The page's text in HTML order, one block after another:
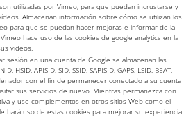
utilizadas por Vimeo, para que puedan incrustarse y
Almacenan información sobre cómo se utilizan los
para que se puedan hacer mejoras e informar de la
hace uso de las cookies de google analytics en la
videos.
sesión en una cuenta de Google se almacenan las
HSID, APISID, SID, SSID, SAPISID, GAPS, LSID, BEAT,
con el fin de permanecer conectado a su cuenta
sus servicios de nuevo. Mientras permanezca con
y use complementos en otros sitios Web como el
hará uso de estas cookies para mejorar su experiencia